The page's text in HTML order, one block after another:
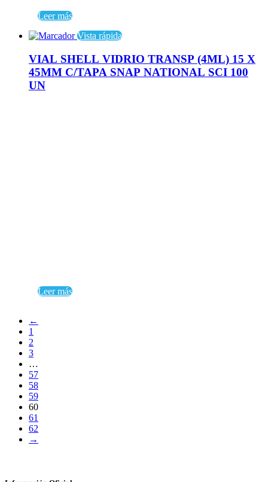
Leer más
Vista rápida
VIAL SHELL VIDRIO TRANSP (4ML) 15 X
45MM C/TAPA SNAP NATIONAL SCI 100
UN
Leer más
←
1
2
3
…
57
58
59
60
61
62
→